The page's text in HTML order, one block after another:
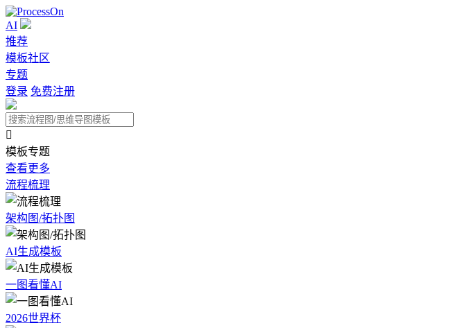
AI
推荐
模板社区
专题
登录 免费注册

模板专题
查看更多
流程梳理
架构图/拓扑图
AI生成模板
一图看懂AI
2026世界杯